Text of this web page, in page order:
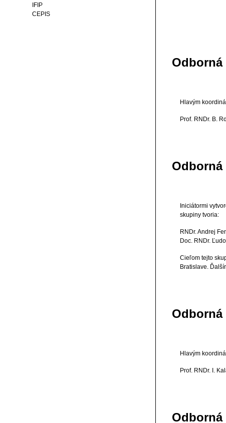
IFIP
CEPIS
Hlavým
Prof. RNDr. B.
Iniciátormi
skupiny tvoria:
RNDr. Andrej
Doc. RNDr.
Cieľom tejto
Bratislave.
Odborná
Hlavým
Prof. RNDr. I.
Odborná